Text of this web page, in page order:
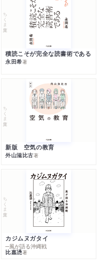
ちくま文庫
積読こそが完全な読書術である
永田希著
ちくま文庫
新版 空気の教育
外山滋比古著
ちくま文庫
カジムヌガタイ
─風が語る沖縄戦
比嘉慂著